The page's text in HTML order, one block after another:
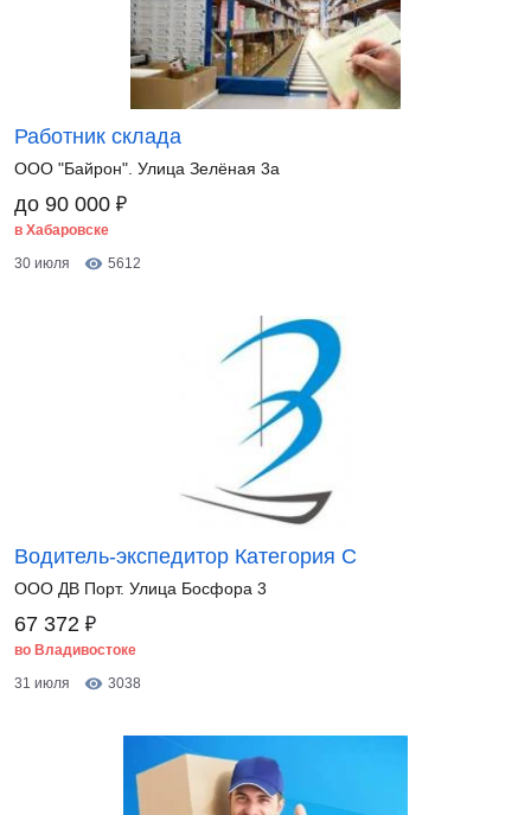
Работник склада
ООО "Байрон". Улица Зелёная 3а
до 90 000 ₽
в Хабаровске
30 июля
5612
Водитель-экспедитор Категория С
ООО ДВ Порт. Улица Босфора 3
67 372 ₽
во Владивостоке
31 июля
3038